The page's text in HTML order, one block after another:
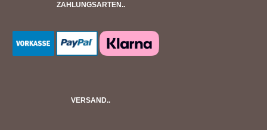
ZAHLUNGSARTEN..
VERSAND..